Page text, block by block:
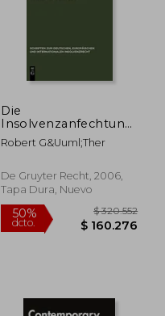
50%
Die
Insolvenzanfechtung
der Deckung von
Altverbindlichkeiten
Robert G&Uuml;Ther
De Gruyter Recht, 2006,
Tapa Dura, Nuevo